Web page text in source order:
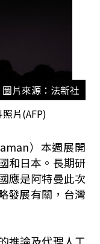
圖片來源：法新社
片(AFP)
）本週展開
和日本。長期研
應是阿特曼此次
發展有關，台灣